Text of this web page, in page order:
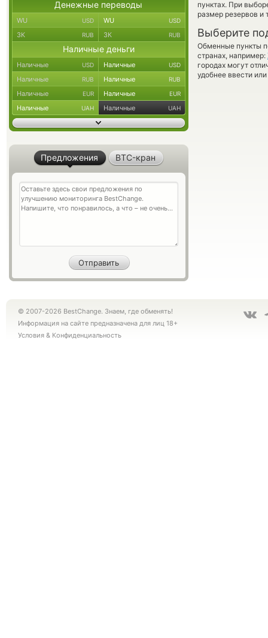
пунктах. При
размер резервов и
Выберите
Обменные пункты
странах, например:
городах могут
удобнее ввести
Денежные переводы
WU USD WU USD
ЗК RUB ЗК RUB
Наличные деньги
Наличные USD Наличные USD
Наличные RUB Наличные RUB
Наличные EUR Наличные EUR
Наличные UAH Наличные UAH
Предложения BTC-кран
© 2007-2026 BestChange. Знаем, где обменять!
Информация на сайте предназначена для лиц 18+
Условия & Конфиденциальность